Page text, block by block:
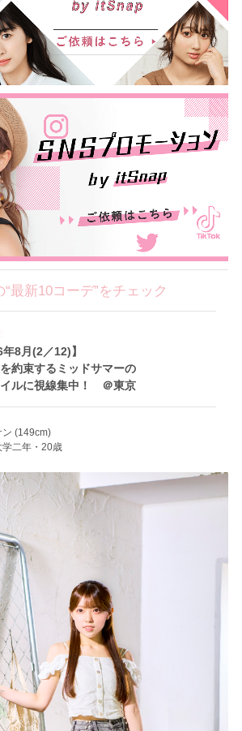
“最新10コーデ”をチェック
年8月(2／12)】
約束するミッドサマーの
ルに視線集中！ ＠東京
ン (149cm)
二年・20歳